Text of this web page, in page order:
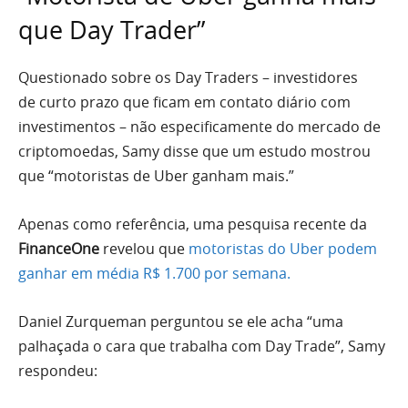
que Day Trader”
Questionado sobre os Day Traders – investidores
de curto prazo que ficam em contato diário com
investimentos – não especificamente do mercado de
criptomoedas, Samy disse que um estudo mostrou
que “motoristas de Uber ganham mais.”
Apenas como referência, uma pesquisa recente da
FinanceOne revelou que motoristas do Uber podem
ganhar em média R$ 1.700 por semana.
Daniel Zurqueman perguntou se ele acha “uma
palhaçada o cara que trabalha com Day Trade”, Samy
respondeu: